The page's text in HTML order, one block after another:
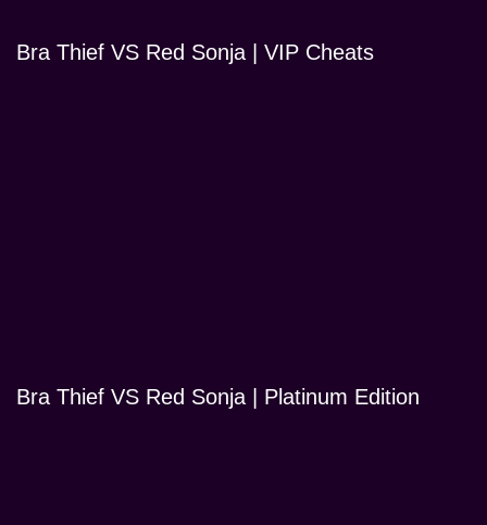
Bra Thief VS Red Sonja | VIP Cheats
Bra Thief VS Red Sonja | Platinum Edition